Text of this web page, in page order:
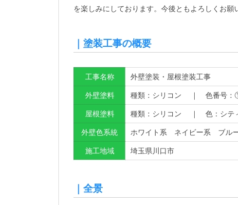
を楽しみにしております。今後ともよろしくお願
｜塗装工事の概要
工事名称 外壁塗装・屋根塗装工事
外壁塗料 種類：シリコン ｜ 色番号
屋根塗料 種類：シリコン ｜ 色：シテ
外壁色系統 ホワイト系 ネイビー系 ブル
施工地域 埼玉県川口市
｜全景